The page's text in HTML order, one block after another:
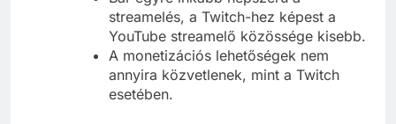
streamelés, a Twitch-hez képest a
YouTube streamelő közössége kisebb.
A monetizációs lehetőségek nem
annyira közvetlenek, mint a Twitch
esetében.